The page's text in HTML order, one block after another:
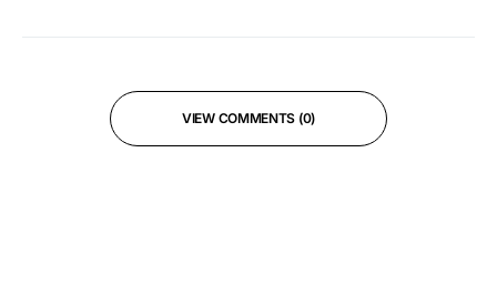
VIEW COMMENTS (0)